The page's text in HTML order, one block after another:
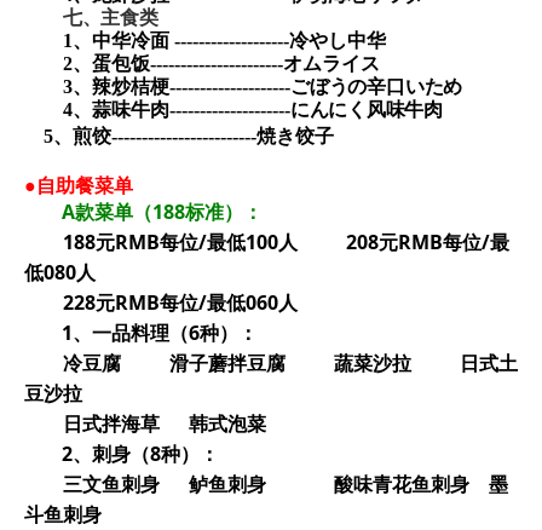
七、主食类
1、中华冷面 -------------------冷やし中华
2、蛋包饭----------------------オムライス
3、辣炒桔梗--------------------ごぼうの辛口いため
4、蒜味牛肉--------------------にんにく风味牛肉
5、煎饺------------------------焼き饺子
●自助餐菜单
A款菜单（188标准）：
188元RMB每位/最低100人 208元RMB每位/最
低080人
228元RMB每位/最低060人
1、一品料理（6种）：
冷豆腐 滑子蘑拌豆腐 蔬菜沙拉 日式土
豆沙拉
日式拌海草 韩式泡菜
2、刺身（8种）：
三文鱼刺身 鲈鱼刺身 酸味青花鱼刺身 墨
斗鱼刺身